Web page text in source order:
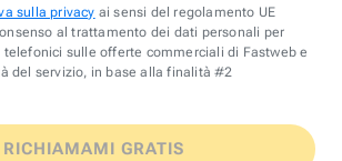
sulla privacy ai sensi del regolamento UE
al trattamento dei dati personali per
sulle offerte commerciali di Fastweb e
del servizio, in base alla finalità #2
RICHIAMAMI GRATIS